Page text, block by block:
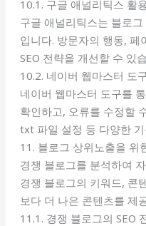
10.1. 구글 애널리틱스 활
구글 애널리틱스는 블로
입니다. 방문자의 행동, 페
SEO 전략을 개선할 수 있
10.2. 네이버 웹마스터 도
네이버 웹마스터 도구를
확인하고, 오류를 수정할
txt 파일 설정 등 다양한
11. 블로그 상위노출을 위
경쟁 블로그를 분석하여
경쟁 블로그의 키워드, 콘
보다 더 나은 콘텐츠를 제
11.1. 경쟁 블로그의 SEO